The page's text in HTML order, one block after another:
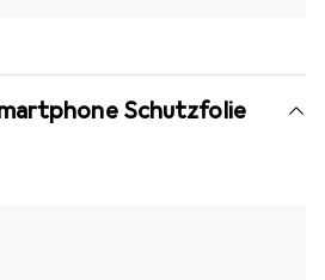
Schutzfolie